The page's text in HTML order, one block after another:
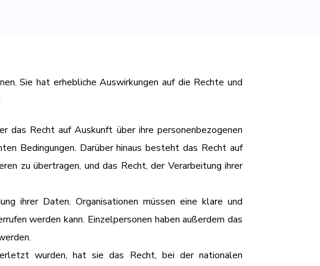
Sie hat erhebliche Auswirkungen auf die Rechte und
das Recht auf Auskunft über ihre personenbezogenen
Bedingungen. Darüber hinaus besteht das Recht auf
zu übertragen, und das Recht, der Verarbeitung ihrer
ihrer Daten. Organisationen müssen eine klare und
werden kann. Einzelpersonen haben außerdem das
wurden, hat sie das Recht, bei der nationalen